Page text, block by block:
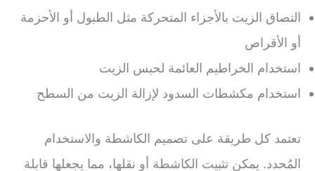
التصاق الزيت بالأجزاء المتحركة مثل الطبول أو الأحزمة
أو الأقراص
استخدام الخراطيم العائمة لحبس الزيت
استخدام مكشطات السدود لإزالة الزيت من السطح
تعتمد كل طريقة على تصميم الكاشطة والاستخدام
المُحدد. يمكن تثبيت الكاشطة أو نقلها، مما يجعلها قابلة